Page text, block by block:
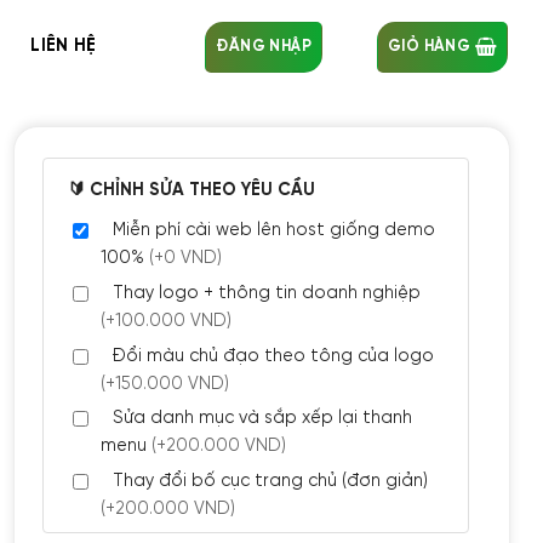
LIÊN HỆ ĐĂNG NHẬP GIỎ HÀNG
🔰 CHỈNH SỬA THEO YÊU CẦU
Miễn phí cài web lên host giống demo
100% (+0 VND)
Thay logo + thông tin doanh nghiệp
(+100.000 VND)
Đổi màu chủ đạo theo tông của logo
(+150.000 VND)
Sửa danh mục và sắp xếp lại thanh
menu (+200.000 VND)
Thay đổi bố cục trang chủ (đơn giản)
(+200.000 VND)